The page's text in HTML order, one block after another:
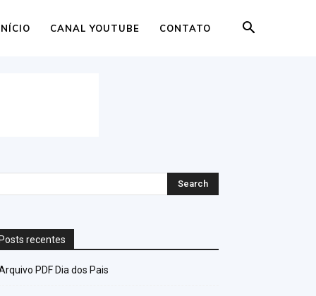
CANAL YOUTUBE CONTATO
recentes
PDF Dia dos Pais